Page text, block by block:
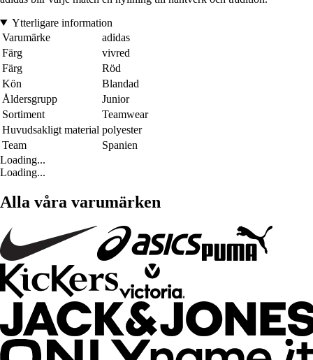
Ytterligare information
Varumärke
adidas
Färg
vivred
Färg
Röd
Kön
Blandad
Åldersgrupp
Junior
Sortiment
Teamwear
Huvudsakligt material polyester
Team
Spanien
Loading...
Loading...
Alla våra varumärken